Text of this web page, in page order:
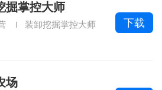
掘掌控大师
装卸挖掘掌控大师 下载
场